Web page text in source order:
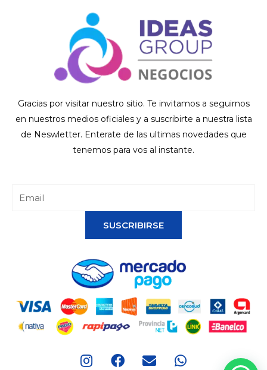
Gracias por visitar nuestro sitio. Te invitamos a seguirnos
en nuestros medios oficiales y a suscribirte a nuestra lista
de Neswletter. Enterate de las ultimas novedades que
tenemos para vos al instante.
SUSCRIBIRSE